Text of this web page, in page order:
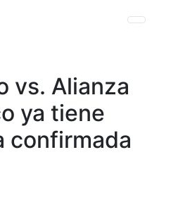
vs. Alianza
ya tiene
confirmada